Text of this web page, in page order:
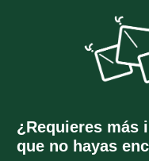
¿Requieres más
que no hayas